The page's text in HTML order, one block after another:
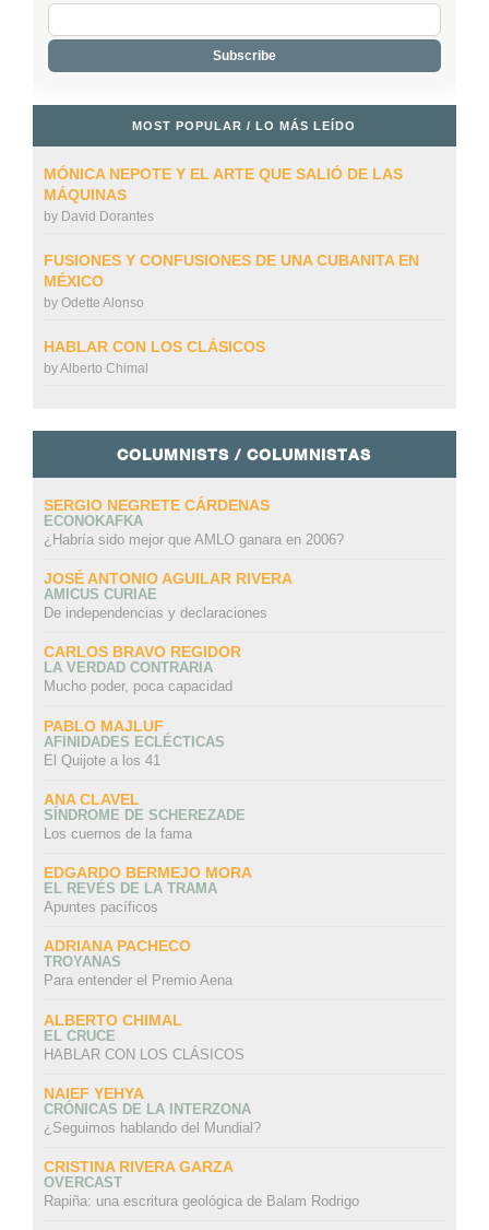
MOST POPULAR / LO MÁS LEÍDO
MÓNICA NEPOTE Y EL ARTE QUE SALIÓ DE LAS
MÁQUINAS
by David Dorantes
FUSIONES Y CONFUSIONES DE UNA CUBANITA EN
MÉXICO
by Odette Alonso
HABLAR CON LOS CLÁSICOS
byAlberto Chimal
COLUMNISTS / COLUMNISTAS
SERGIO NEGRETE CÁRDENAS
ECONOKAFKA
¿Habría sido mejor que AMLO ganara en 2006?
JOSÉ ANTONIO AGUILAR RIVERA
AMICUS CURIAE
De independencias y declaraciones
CARLOS BRAVO REGIDOR
LA VERDAD CONTRARIA
Mucho poder, poca capacidad
PABLO MAJLUF
AFINIDADES ECLÉCTICAS
El Quijote a los 41
ANA CLAVEL
SÍNDROME DE SCHEREZADE
Los cuernos de la fama
EDGARDO BERMEJO MORA
EL REVÉS DE LA TRAMA
Apuntes pacíficos
ADRIANA PACHECO
TROYANAS
Para entender el Premio Aena
ALBERTO CHIMAL
EL CRUCE
HABLAR CON LOS CLÁSICOS
NAIEF YEHYA
CRÓNICAS DE LA INTERZONA
¿Seguimos hablando del Mundial?
CRISTINA RIVERA GARZA
OVERCAST
Rapiña: una escritura geológica de Balam Rodrigo